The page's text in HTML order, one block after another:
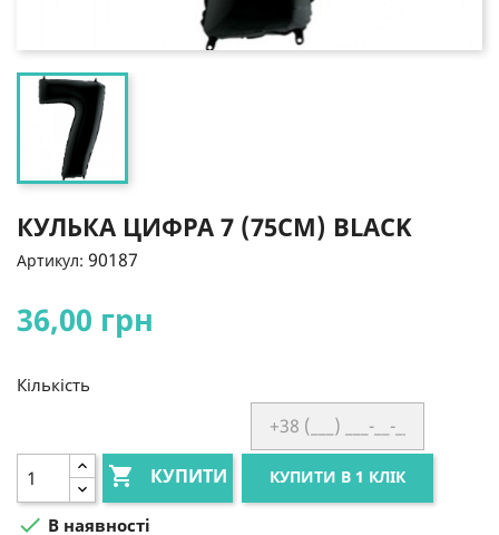
КУЛЬКА ЦИФРА 7 (75СМ) BLACK
Артикул: 90187
36,00 грн
Кількість
 КУПИТИ КУПИТИ В 1 КЛІК
 В наявності